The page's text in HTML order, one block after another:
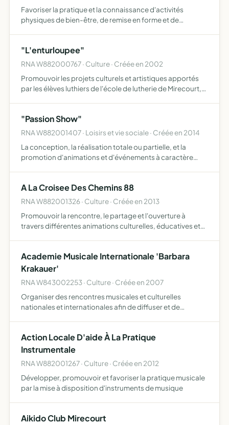
Favoriser la pratique et la connaissance d'activités
physiques de bien-être, de remise en forme et de
stages et d'en…
"L'enturloupee"
RNA W882000767 · Culture · Créée en 2002
Promouvoir les projets culturels et artistiques apportés
par les élèves luthiers de l'école de lutherie de Mirecourt,
"Passion Show"
RNA W882001407 · Loisirs et vie sociale · Créée en 2014
La conception, la réalisation totale ou partielle, et la
promotion d'animations et d'événements à caractère
A La Croisee Des Chemins 88
RNA W882001326 · Culture · Créée en 2013
Promouvoir la rencontre, le partage et l'ouverture à
travers différentes animations culturelles, éducatives et
Academie Musicale Internationale 'Barbara
Krakauer'
RNA W843002253 · Culture · Créée en 2007
Organiser des rencontres musicales et culturelles
nationales et internationales afin de diffuser et de
festivals
Action Locale D'aide À La Pratique
Instrumentale
RNA W882001267 · Culture · Créée en 2012
Développer, promouvoir et favoriser la pratique musicale
par la mise à disposition d'instruments de musique
Aikido Club Mirecourt